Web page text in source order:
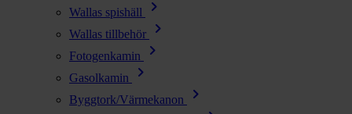
Wallas spishäll chevron_right
Wallas tillbehör chevron_right
Fotogenkamin chevron_right
Gasolkamin chevron_right
Byggtork/Värmekanon chevron_right